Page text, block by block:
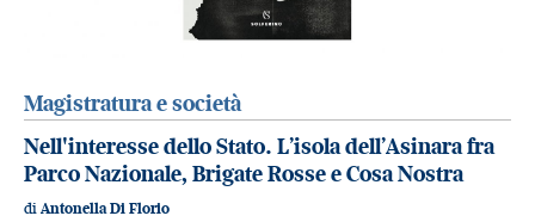
Magistratura e società
Nell'interesse dello Stato. L’isola dell’Asinara fra
Parco Nazionale, Brigate Rosse e Cosa Nostra
di Antonella Di Florio